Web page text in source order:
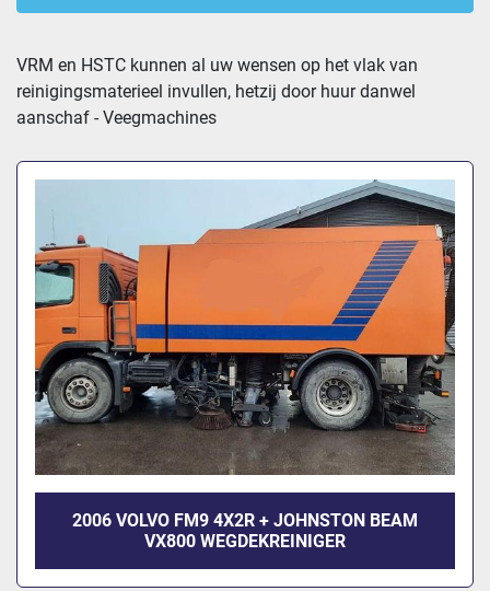
Chassis Gemonteerde Veegmachines (5)
Sorteren op
VRM en HSTC kunnen al uw wensen op het vlak van
reinigingsmaterieel invullen, hetzij door huur danwel
aanschaf - Veegmachines
2006 VOLVO FM9 4X2R + JOHNSTON BEAM
VX800 WEGDEKREINIGER